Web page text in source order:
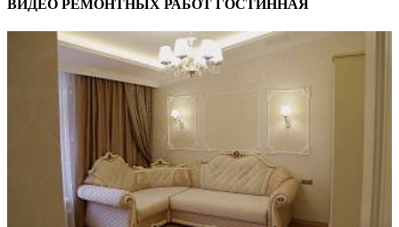
ВИДЕО РЕМОНТНЫХ РАБОТ ГОСТИННАЯ